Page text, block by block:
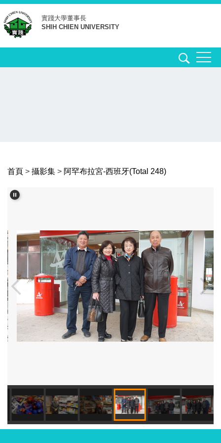
跳
到
主
要
實踐大學董事長
SHIH CHIEN UNIVERSITY
首頁 > 攝影集 > 阿罕布拉宮-西班牙(Total 248)